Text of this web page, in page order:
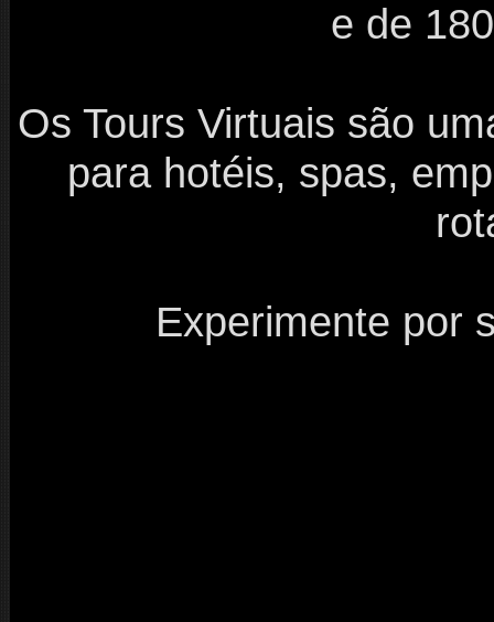
e de
Os Tours Virtuais são
para hotéis, spas,
Experimente por